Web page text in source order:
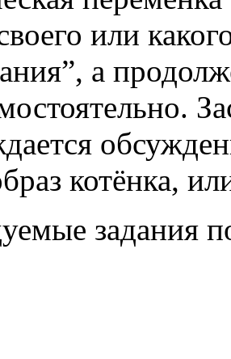
или
а
котёнка,
задания